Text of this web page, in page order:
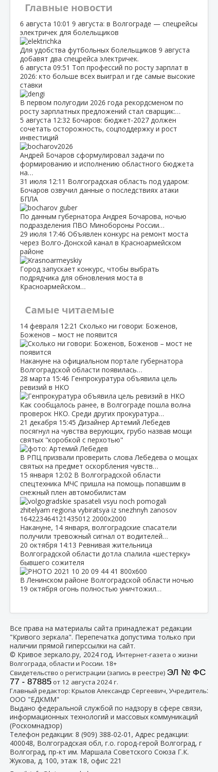
Главные новости
6 августа 10:01 9 августа: в Волгограде — спецрейсы
электричек для болельщиков
Для удобства футбольных болельщиков 9 августа
добавят два спецрейса электричек.
6 августа 09:51 Топ профессий по росту зарплат в
2026: кто больше всех выиграл и где самые высокие
ставки
В первом полугодии 2026 года рекордсменом по
росту зарплатных предложений стал сварщик:…
5 августа 12:32 Бочаров: бюджет‑2027 должен
сочетать осторожность, соцподдержку и рост
инвестиций
Андрей Бочаров сформулировал задачи по
формированию и исполнению областного бюджета
на…
31 июля 12:11 Волгоградская область под ударом:
Бочаров озвучил данные о последствиях атаки
БПЛА
По данным губернатора Андрея Бочарова, ночью
подразделения ПВО Минобороны России…
29 июля 17:46 Объявлен конкурс на ремонт моста
через Волго‑Донской канал в Красноармейском
районе
Город запускает конкурс, чтобы выбрать
подрядчика для обновления моста в
Красноармейском…
Самые читаемые
14 февраля 12:21 Сколько ни говори: Боженов,
Боженов – мост не появится
Накануне на официальном портале губернатора
Волгоградской области появилась…
28 марта 15:46 Генпрокуратура объявила цель
ревизий в НКО
Как сообщалось ранее, в Волгограде пошла волна
проверок НКО. Среди других прокуратура…
21 декабря 15:45 Дизайнер Артемий Лебедев
посягнул на чувства верующих, грубо назвав мощи
святых "коробкой с перхотью"
В РПЦ призвали проверить слова Лебедева о мощах
святых на предмет оскорбления чувств…
15 января 12:02 В Волгоградской области
спецтехника МЧС пришла на помощь попавшим в
снежный плен автомобилистам
Накануне, 14 января, волгоградские спасатели
получили тревожный сигнал от водителей…
20 октября 14:13 Ревнивая жительница
Волгоградской области дотла спалила «шестерку»
бывшего сожителя
В Ленинском районе Волгоградской области ночью
19 октября огонь полностью уничтожил…
Все права на материалы сайта принадлежат редакции
"Кривого зеркала". Перепечатка допустима только при
наличии прямой гиперссылки на сайт.
© Кривое зеркало.ру, 2024 год, Интернет-газета о жизни
Волгограда, области и России. 18+
Свидетельство о регистрации (запись в реестре) ЭЛ № ФС
77 - 87885от 12 августа 2024 г.
Главный редактор: Крылов Александр Сергеевич, Учредитель:
ООО "ЕДКММ"
Выдано федеральной службой по надзору в сфере связи,
информационных технологий и массовых коммуникаций
(Роскомнадзор)
Телефон редакции: 8 (909) 388-02-01 , Адрес редакции:
400048, Волгоградская обл, г.о. город-герой Волгоград, г
Волгоград, пр-кт им. Маршала Советского Союза Г.К.
Жукова, д. 100, этаж 18, офис 221